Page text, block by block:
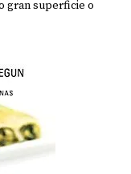
gran superficie o